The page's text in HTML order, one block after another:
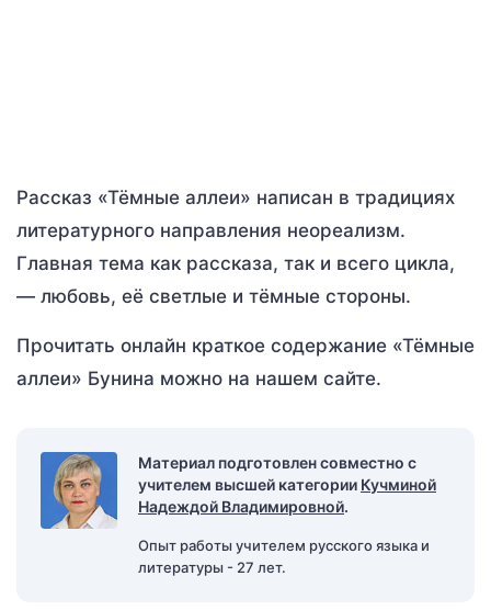
Рассказ «Тёмные аллеи» написан в традициях
литературного направления неореализм.
Главная тема как рассказа, так и всего цикла,
— любовь, её светлые и тёмные стороны.
Прочитать онлайн краткое содержание «Тёмные
аллеи» Бунина можно на нашем сайте.
Материал подготовлен совместно с
учителем высшей категории Кучминой
Надеждой Владимировной.
Опыт работы учителем русского языка и
литературы - 27 лет.